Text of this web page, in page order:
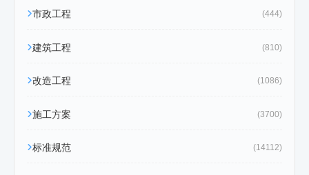
市政工程 (444)
建筑工程 (810)
改造工程 (1086)
施工方案 (3700)
标准规范 (14112)